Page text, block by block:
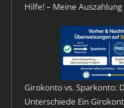
Hilfe! – Meine
Girokonto vs. Sparkonto:
Unterschiede Ein